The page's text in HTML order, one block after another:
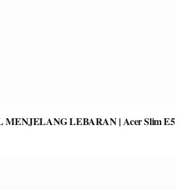
MENJELANG LEBARAN | Acer Slim E5